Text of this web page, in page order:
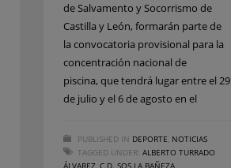
de Salvamento y Socorrismo de
Castilla y León, formarán parte de
la convocatoria provisional para la
concentración nacional de
piscina, que tendrá lugar entre el 29
de julio y el 6 de agosto en el
PUBLISHED IN DEPORTE, NOTICIAS
TAGGED UNDER: ALBERTO TURRADO